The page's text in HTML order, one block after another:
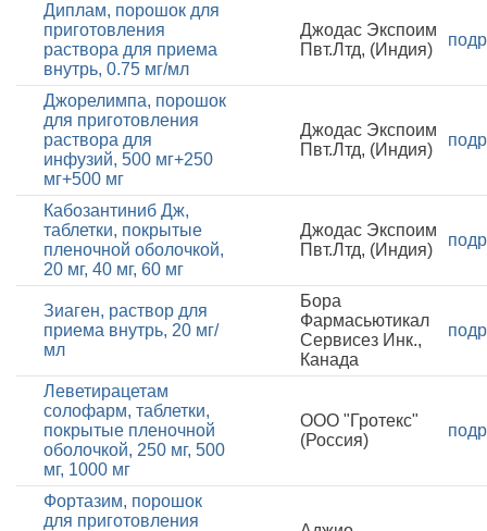
Диплам, порошок для
приготовления
раствора для приема
внутрь, 0.75 мг/мл
Джодас Экспоим
Пвт.Лтд, (Индия)
Джорелимпа, порошок
для приготовления
раствора для
инфузий, 500 мг+250
мг+500 мг
Джодас Экспоим
Пвт.Лтд, (Индия)
Кабозантиниб Дж,
таблетки, покрытые
пленочной оболочкой,
20 мг, 40 мг, 60 мг
Джодас Экспоим
Пвт.Лтд, (Индия)
Зиаген, раствор для
приема внутрь, 20 мг/
мл
Бора
Фармасьютикал
Сервисез Инк.,
Канада
Леветирацетам
солофарм, таблетки,
покрытые пленочной
оболочкой, 250 мг, 500
мг, 1000 мг
ООО "Гротекс"
(Россия)
Фортазим, порошок
для приготовления